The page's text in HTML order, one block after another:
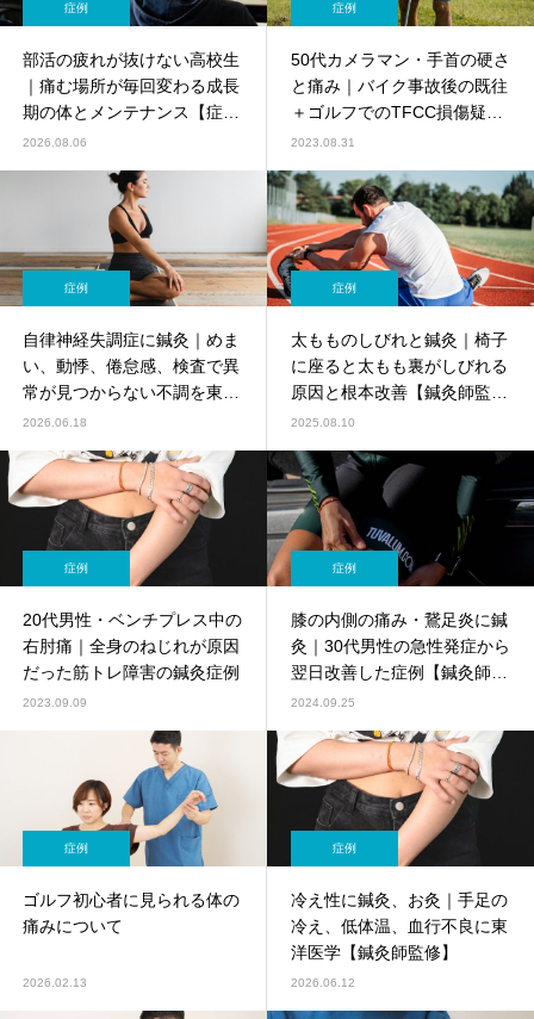
症例
部活の疲れが抜けない高校生
｜痛む場所が毎回変わる成長
期の体とメンテナンス【症
例】
2026.08.06
症例
50代カメラマン・手首の硬さ
と痛み｜バイク事故後の既往
＋ゴルフでのTFCC損傷疑い
を鍼灸でケア
2023.08.31
症例
自律神経失調症に鍼灸｜めま
い、動悸、倦怠感、検査で異
常が見つからない不調を東洋
医学でケア【鍼灸師監修】
2026.06.18
症例
太もものしびれと鍼灸｜椅子
に座ると太もも裏がしびれる
原因と根本改善【鍼灸師監
修】
2025.08.10
症例
20代男性・ベンチプレス中の
右肘痛｜全身のねじれが原因
だった筋トレ障害の鍼灸症例
2023.09.09
症例
膝の内側の痛み・鵞足炎に鍼
灸｜30代男性の急性発症から
翌日改善した症例【鍼灸師監
修】
2024.09.25
症例
ゴルフ初心者に見られる体の
痛みについて
2026.02.13
症例
冷え性に鍼灸、お灸｜手足の
冷え、低体温、血行不良に東
洋医学【鍼灸師監修】
2026.06.12